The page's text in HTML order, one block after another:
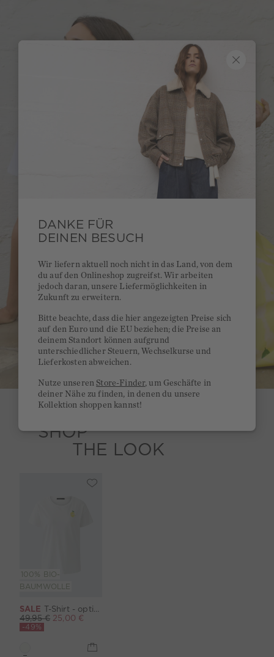
SHOP
THE LOOK
100% BIO-
BAUMWOLLE
SALE T-Shirt - optic white
49,95 € 25,00 €
-49%
DANKE FÜR
DEINEN BESUCH
Wir liefern aktuell noch nicht in das Land, von dem
du auf den Onlineshop zugreifst. Wir arbeiten
jedoch daran, unsere Liefermöglichkeiten in
Zukunft zu erweitern.
Bitte beachte, dass die hier angezeigten Preise sich
auf den Euro und die EU beziehen; die Preise an
deinem Standort können aufgrund
unterschiedlicher Steuern, Wechselkurse und
Lieferkosten abweichen.
Nutze unserenStore-Finder, um Geschäfte in
deiner Nähe zu finden, in denen du unsere
Kollektion shoppen kannst!